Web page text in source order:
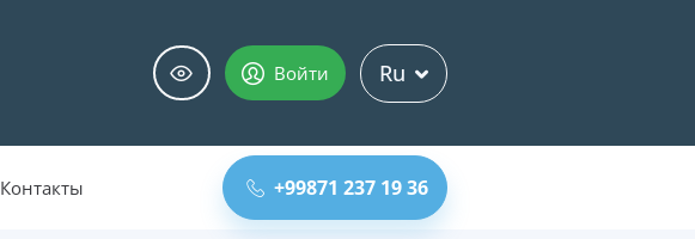
Войти Ru
Контакты +99871 237 19 36